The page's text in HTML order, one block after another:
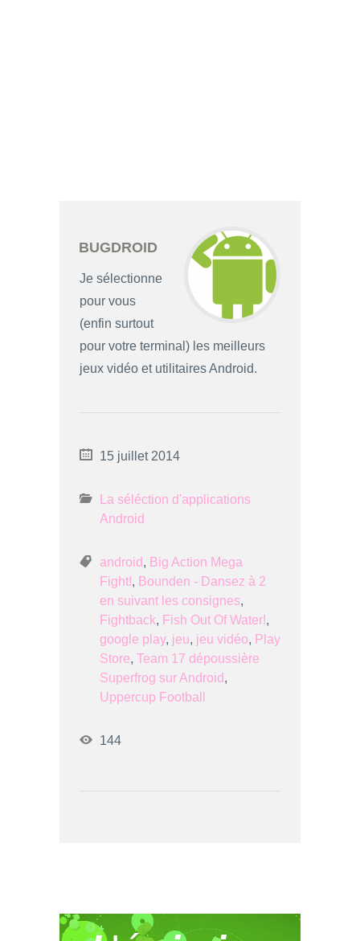
BUGDROID
Je sélectionne
pour vous
(enfin surtout
pour votre terminal) les meilleurs
jeux vidéo et utilitaires Android.
15 juillet 2014
La séléction d'applications
Android
android, Big Action Mega
Fight!, Bounden - Dansez à 2
en suivant les consignes,
Fightback, Fish Out Of Water!,
google play, jeu, jeu vidéo, Play
Store, Team 17 dépoussière
Superfrog sur Android,
Uppercup Football
144